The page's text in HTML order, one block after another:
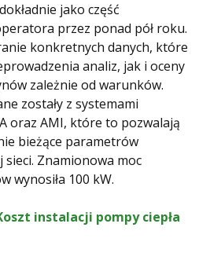
jako część
przez ponad pół roku.
konkretnych danych, które
analiz, jak i oceny
zależnie od warunków.
zostały z systemami
oraz AMI, które to pozwalają
bieżące parametrów
Znamionowa moc
wynosiła 100 kW.
instalacji pompy ciepła